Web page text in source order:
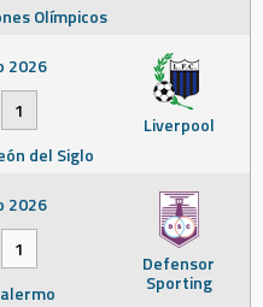
Olímpicos
Liverpool
2026
1
del Siglo
Defensor
Sporting
2026
1